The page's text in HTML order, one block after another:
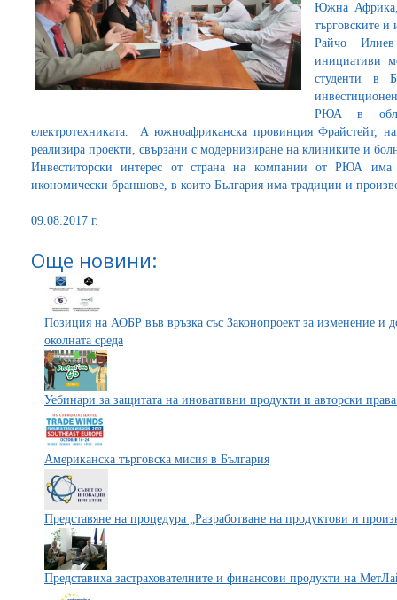
Южна Африка,
търговските
Райчо
инициативи
студенти в
РЮА в
електротехниката. А южноафриканска провинция Фрайстейт,
реализира проекти, свързани с модернизиране на клиниките и
Инвеститорски интерес от страна на компании от РЮА има
икономически браншове, в които България има традиции и
09.08.2017 г.
Още новини:
Позиция на АОБР във връзка със Законопроект за изменение и
околната среда
Уебинари за защитата на иновативни продукти и авторски
Aмериканска търговска мисия в България
Представяне на процедура „Разработване на продуктови и
Представиха застрахователните и финансови продукти на